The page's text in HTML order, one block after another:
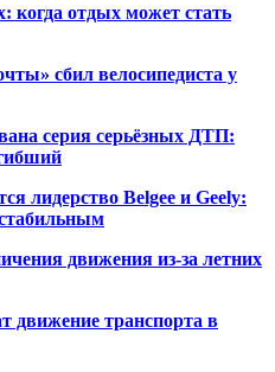
когда отдых может стать
сбил велосипедиста у
серия серьёзных ДТП:
лидерство Belgee и Geely:
движения из-за летних
движение транспорта в